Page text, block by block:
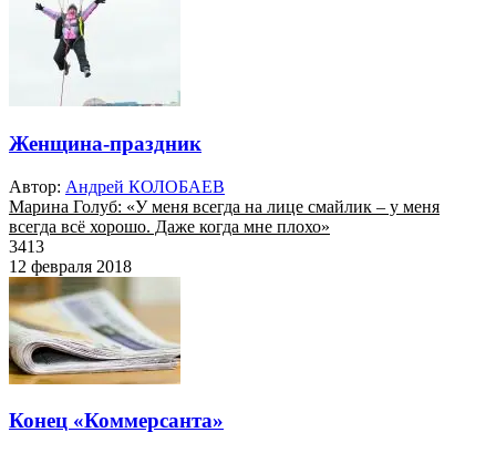
Женщина-праздник
Автор: Андрей КОЛОБАЕВ
Марина Голуб: «У меня всегда на лице смайлик – у меня
всегда всё хорошо. Даже когда мне плохо»
3413
12 февраля 2018
Конец «Коммерсанта»